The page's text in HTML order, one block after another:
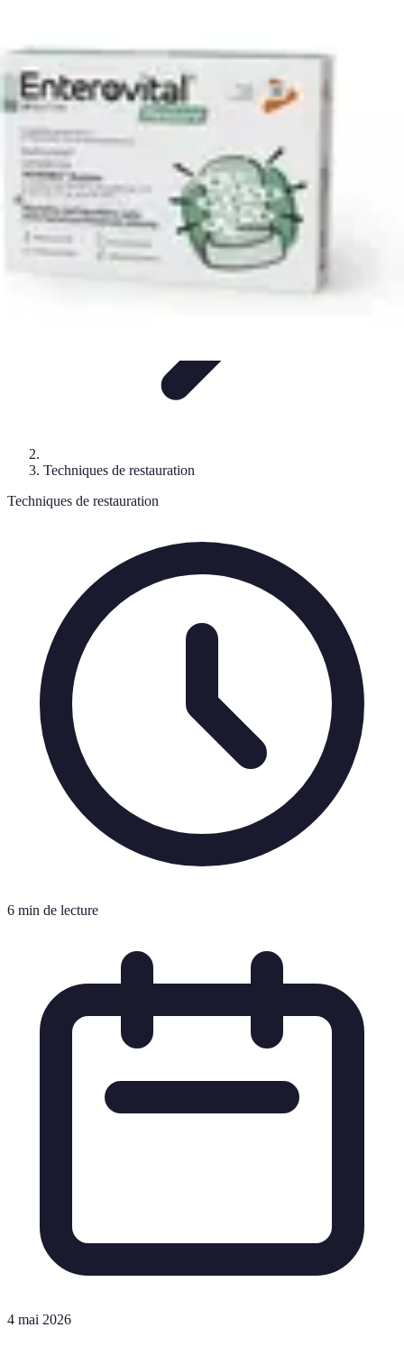
RestaurationTutorielsTendances
Restauration Meubles Anciens
Techniques de restauration
Techniques de restauration
6 min de lecture
4 mai 2026